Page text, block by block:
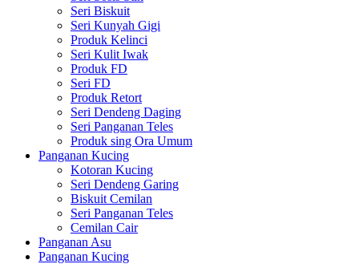
Seri Biskuit
Seri Kunyah Gigi
Produk Kelinci
Seri Kulit Iwak
Produk FD
Seri FD
Produk Retort
Seri Dendeng Daging
Seri Panganan Teles
Produk sing Ora Umum
Panganan Kucing
Kotoran Kucing
Seri Dendeng Garing
Biskuit Cemilan
Seri Panganan Teles
Cemilan Cair
Panganan Asu
Panganan Kucing